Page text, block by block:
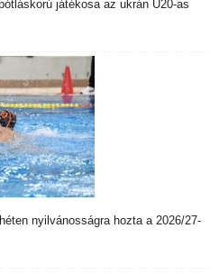
játékosa az ukrán U20-as
nyilvánosságra hozta a 2026/27-